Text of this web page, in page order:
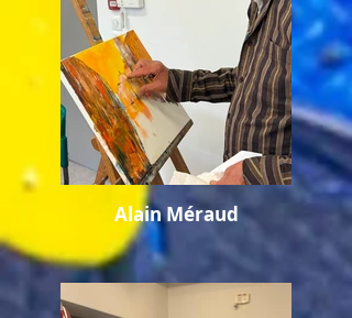
Alain Méraud